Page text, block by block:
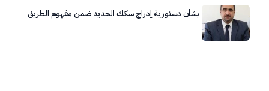
بشأن دستورية إدراج سكك الحديد ضمن مفهوم الطريق